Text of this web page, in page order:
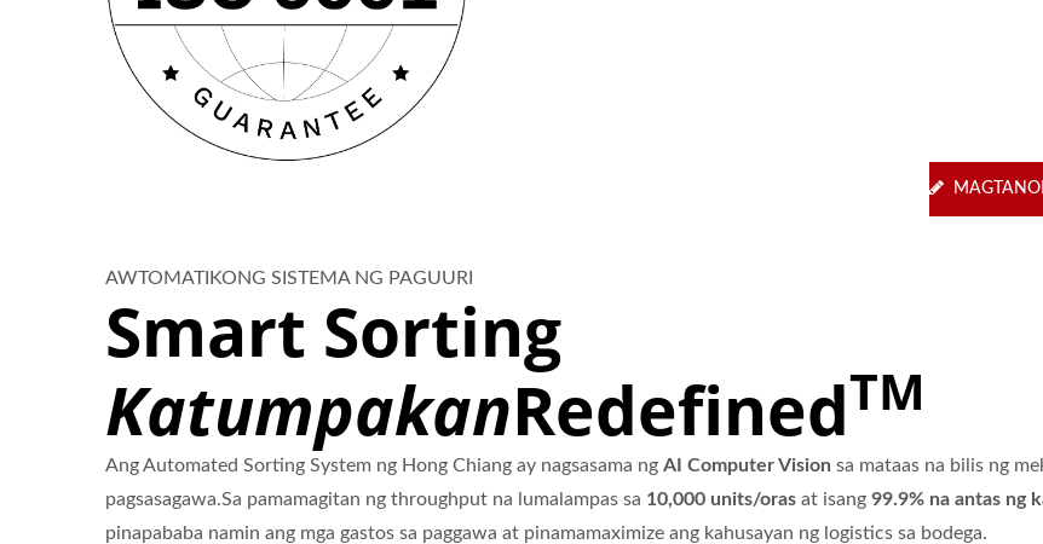
AWTOMATIKONG SISTEMA NG PAGUURI
Smart Sorting
KatumpakanRedefinedTM
Ang Automated Sorting System ng Hong Chiang ay nagsasama ng AI Computer Vision sa mataas na bilis ng
pagsasagawa.Sa pamamagitan ng throughput na lumalampas sa 10,000 units/oras at isang 99.9% na antas ng
pinapababa namin ang mga gastos sa paggawa at pinamamaximize ang kahusayan ng logistics sa bodega.